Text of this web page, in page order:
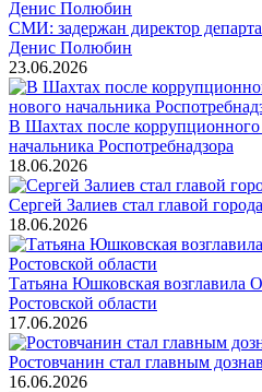
СМИ: задержан директор
Денис Полюбин
23.06.2026
В Шахтах после коррупционного
начальника Роспотребнадзора
18.06.2026
Сергей Залиев стал главой
18.06.2026
Татьяна Юшковская возглавила
Ростовской области
17.06.2026
Ростовчанин стал главным
16.06.2026